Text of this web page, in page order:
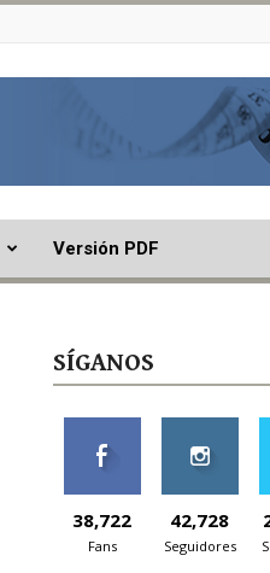
Versión PDF
SÍGANOS
38,722
Fans
42,728
Seguidores